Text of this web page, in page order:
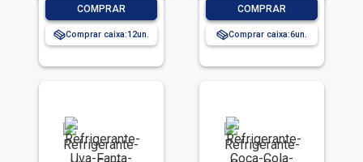
COMPRAR
Comprar caixa:12
COMPRAR
Comprar caixa:6